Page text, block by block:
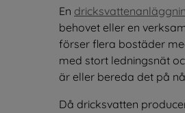
En
behovet eller en
förser flera bostäder
med stort ledningsnät
är eller bereda det på
Då dricksvatten